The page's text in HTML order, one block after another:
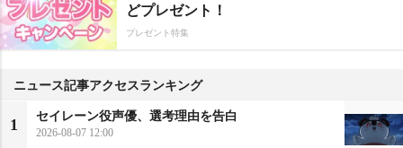
どプレゼント！
プレゼント特集
ニュース記事アクセスランキング
1
セイレーン役声優、選考理由を告白
2026-08-07 12:00